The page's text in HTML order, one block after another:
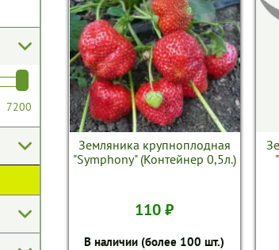
Земляника крупноплодная
"Symphony" (Контейнер 0,5л.)
110 ₽
В наличии (более 100 шт.)